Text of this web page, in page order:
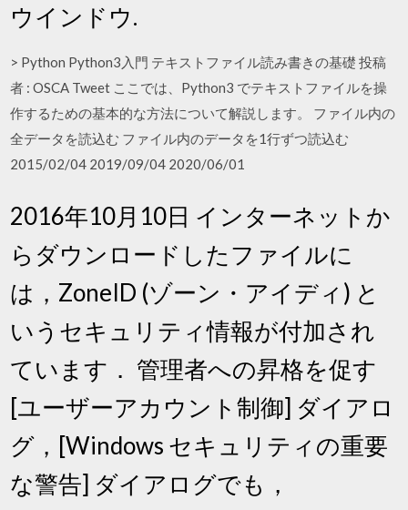
ウインドウ.
> Python Python3入門 テキストファイル読み書きの基礎 投稿
者 : OSCA Tweet ここでは、Python3 でテキストファイルを操
作するための基本的な方法について解説します。 ファイル内の
全データを読込む ファイル内のデータを1行ずつ読込む
2015/02/04 2019/09/04 2020/06/01
2016年10月10日 インターネットか
らダウンロードしたファイルに
は，ZoneID (ゾーン・アイディ) と
いうセキュリティ情報が付加され
ています． 管理者への昇格を促す
[ユーザーアカウント制御] ダイアロ
グ，[Windows セキュリティの重要
な警告] ダイアログでも，